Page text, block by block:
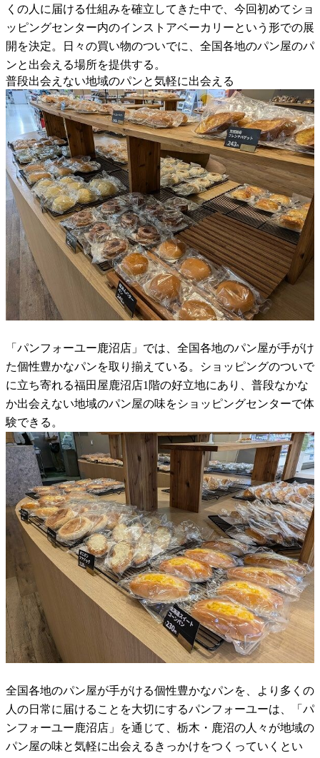
くの人に届ける仕組みを確立してきた中で、今回初めてショ
ッピングセンター内のインストアベーカリーという形での展
開を決定。日々の買い物のついでに、全国各地のパン屋のパ
ンと出会える場所を提供する。
普段出会えない地域のパンと気軽に出会える
「パンフォーユー鹿沼店」では、全国各地のパン屋が手がけ
た個性豊かなパンを取り揃えている。ショッピングのついで
に立ち寄れる福田屋鹿沼店1階の好立地にあり、普段なかな
か出会えない地域のパン屋の味をショッピングセンターで体
験できる。
全国各地のパン屋が手がける個性豊かなパンを、より多くの
人の日常に届けることを大切にするパンフォーユーは、「パ
ンフォーユー鹿沼店」を通じて、栃木・鹿沼の人々が地域の
パン屋の味と気軽に出会えるきっかけをつくっていくとい